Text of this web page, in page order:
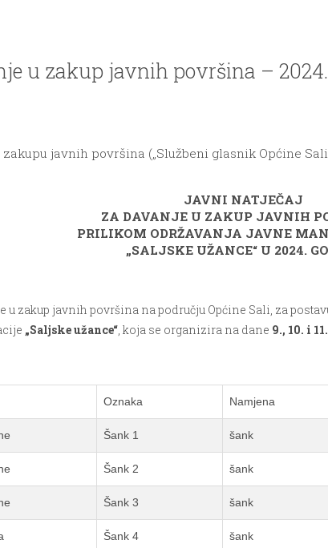
u zakup javnih površina – 2024.
zakupu javnih površina („Službeni glasnik Općine
JAVNI NATJEČAJ
ZA DAVANJE U ZAKUP JAVNIH
PRILIKOM ODRŽAVANJA JAVNE
„SALJSKE UŽANCE“ U 2024.
u zakup javnih površina na području Općine Sali, za
„Saljske užance“, koja se organizira na dane 9., 10. i
Oznaka Namjena
Šank 1 šank
Šank 2 šank
Šank 3 šank
Šank 4 šank